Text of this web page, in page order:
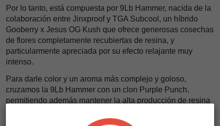
Por lo tanto, está compuesta por 9Lb Hammer, nacida de la
colaboración entre Jinxproof y TGA Subcool, un híbrido
Gooberry x Jesus OG Kush que ofrece generosas cosechas
de flores completamente recubiertas de resina, y
particularmente apreciada por su efecto relajante muy
intenso.
Para darle color y un aroma más complejo y goloso,
cruzamos la 9Lb Hammer con un clon Purple Punch,
permitiendo además mantener la alta producción de resina
adaptada a la extracciones de concentrados de marihuana.